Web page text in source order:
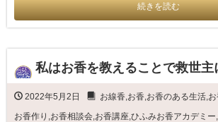
続きを読む
私はお香を教えることで救世主
2022年5月2日 お線香 お香 お香のある生活
お香作り お香相談会 お香講座 ひふみお香アカデミー